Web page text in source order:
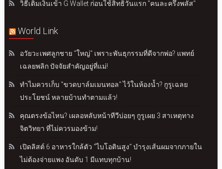
วิธีเติมเงินเข้า G Wallet ก่อนใช้สิทธิวันแรก "คนละครึ่งพลัส"
World Link
อวัยวะเพศลูกชาย "ใหญ่" เพราะพันธุกรรมที่ดีจากพ่อ? แพทย์
เฉลยพลิก ปัจจัยสำคัญอยู่ที่แม่!
ทำไมควรเก็บ "ขวดบาล์มเมนทอล" ไว้ในห้องน้ำ? กูรูเฉลย
ประโยชน์ หลายบ้านทำตามแล้ว!
คุณตรงข้อไหน? เผลอหลับหน้าทีวีบ่อยๆ กูรูเผย 3 สาเหตุทาง
จิตวิทยา ที่ไม่ควรมองข้าม!
เปิดลิสต์ 6 อาหารใกล้ตัว "ไบโอตินสูง" บำรุงเส้นผมจากภายใน
ไม่ต้องจ่ายแพง อันดับ 1 มีแทบทุกบ้าน!